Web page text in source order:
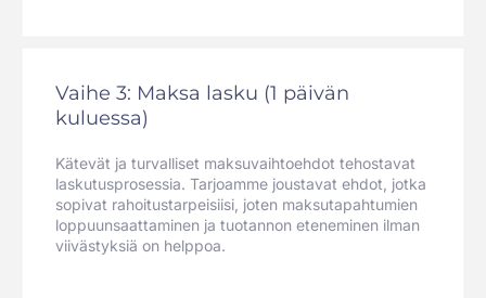
Vaihe 3: Maksa lasku (1 päivän
kuluessa)
Kätevät ja turvalliset maksuvaihtoehdot tehostavat
laskutusprosessia. Tarjoamme joustavat ehdot, jotka
sopivat rahoitustarpeisiisi, joten maksutapahtumien
loppuunsaattaminen ja tuotannon eteneminen ilman
viivästyksiä on helppoa.